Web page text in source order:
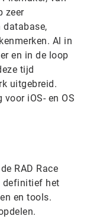
zeer
database,
Al in
en in de loop
tijd
uitgebreid.
iOS- en OS
RAD Race
definitief het
en tools.